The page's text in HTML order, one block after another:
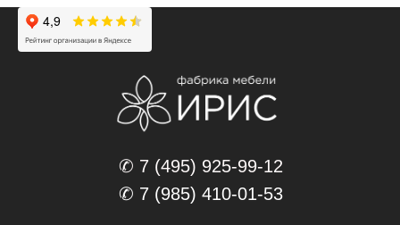
✆ 7 (495) 925-99-12
✆ 7 (985) 410-01-53